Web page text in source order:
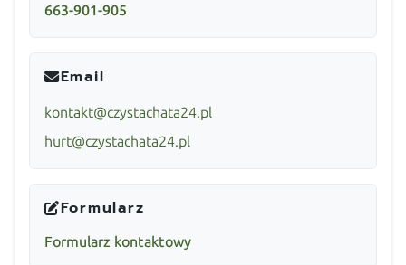
663-901-905
Email
kontakt@czystachata24.pl
hurt@czystachata24.pl
Formularz
Formularz kontaktowy